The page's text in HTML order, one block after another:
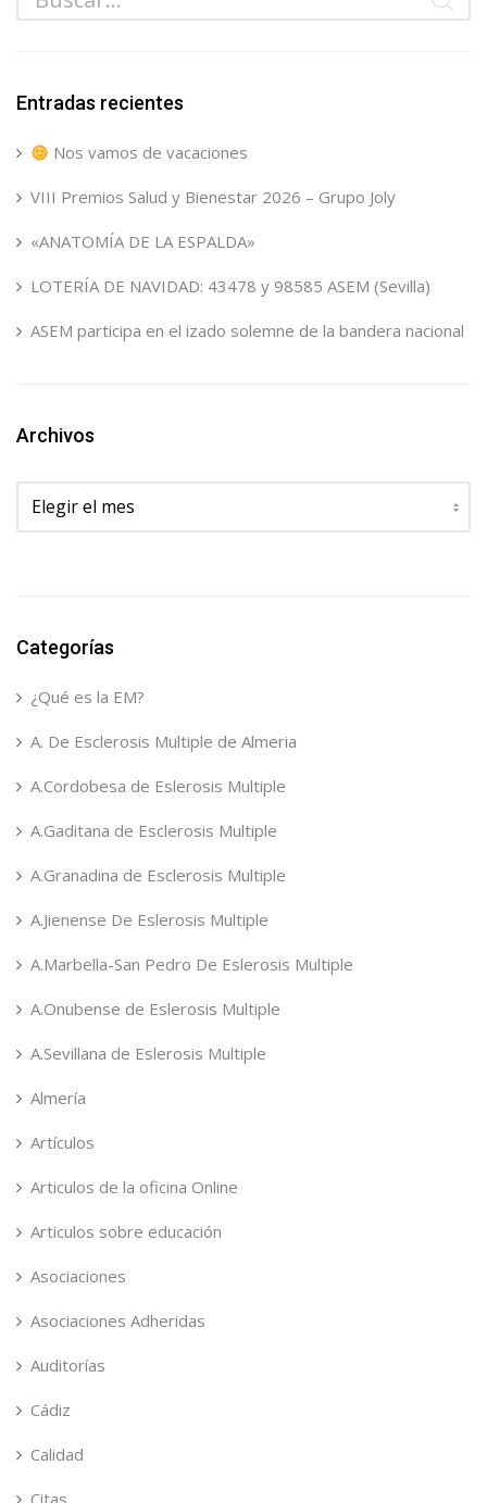
Entradas recientes
Nos vamos de vacaciones
VIII Premios Salud y Bienestar 2026 – Grupo Joly
«ANATOMÍA DE LA ESPALDA»
LOTERÍA DE NAVIDAD: 43478 y 98585 ASEM (Sevilla)
ASEM participa en el izado solemne de la bandera nacional
Archivos
Archivos
Categorías
¿Qué es la EM?
A. De Esclerosis Multiple de Almeria
A.Cordobesa de Eslerosis Multiple
A.Gaditana de Esclerosis Multiple
A.Granadina de Esclerosis Multiple
A.Jienense De Eslerosis Multiple
A.Marbella-San Pedro De Eslerosis Multiple
A.Onubense de Eslerosis Multiple
A.Sevillana de Eslerosis Multiple
Almería
Artículos
Articulos de la oficina Online
Articulos sobre educación
Asociaciones
Asociaciones Adheridas
Auditorías
Cádiz
Calidad